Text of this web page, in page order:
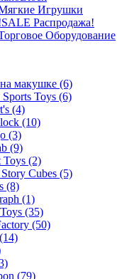
Игрушки
Распродажа!
Оборудование
макушке (6)
Toys (6)
(4)
(10)
(3)
(9)
Toys (2)
Cubes (5)
(8)
(1)
(35)
(50)
(14)
(79)